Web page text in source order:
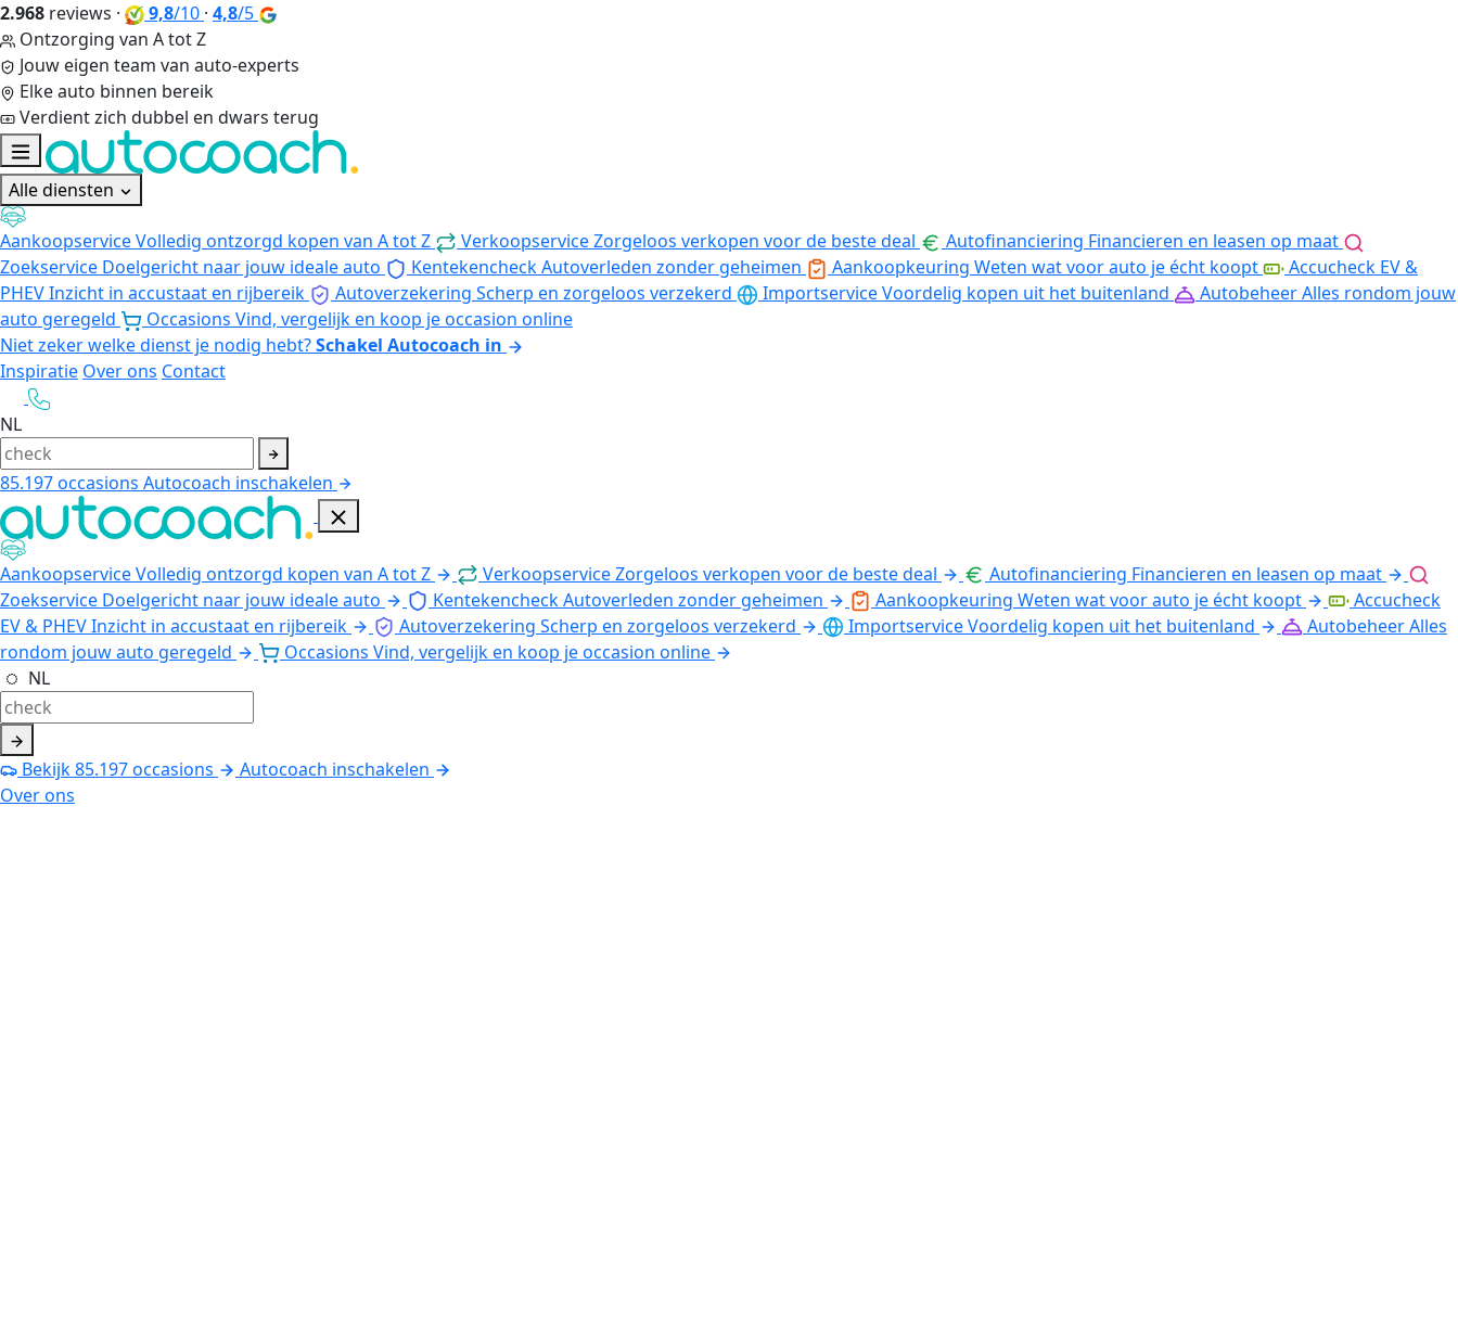
2.968 reviews · 9,8/10 · 4,8/5
Ontzorging van A tot Z
Jouw eigen team van auto-experts
Elke auto binnen bereik
Verdient zich dubbel en dwars terug
Alle diensten
AankoopserviceVolledig ontzorgd kopen van A tot Z VerkoopserviceZorgeloos verkopen voor de beste deal Autofinanciering Financieren en leasen op maat
Zoekservice Doelgericht naar jouw ideale auto KentekencheckAutoverleden zonder geheimen Aankoopkeuring Weten wat voor auto je écht koopt
Accucheck EV &
PHEVInzicht in accustaat en rijbereik Autoverzekering Scherp en zorgeloos verzekerd ImportserviceVoordelig kopen uit het buitenland AutobeheerAlles rondom jouw
auto geregeld
Occasions Vind, vergelijk en koop je occasion online
Niet zeker welke dienst je nodig hebt?Schakel Autocoach in
Inspiratie Over ons Contact
NL
85.197occasions Autocoach inschakelen
AankoopserviceVolledig ontzorgd kopen van A tot Z VerkoopserviceZorgeloos verkopen voor de beste deal Autofinanciering Financieren en leasen op maat
Zoekservice Doelgericht naar jouw ideale auto KentekencheckAutoverleden zonder geheimen Aankoopkeuring Weten wat voor auto je écht koopt
Accucheck
EV & PHEVInzicht in accustaat en rijbereik Autoverzekering Scherp en zorgeloos verzekerd ImportserviceVoordelig kopen uit het buitenland AutobeheerAlles
rondom jouw auto geregeld
Occasions Vind, vergelijk en koop je occasion online
NL
Bekijk85.197occasions
Autocoach inschakelen
Over ons